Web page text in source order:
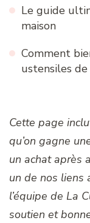
Le guide
maison
Comment
ustensiles de
Cette page
qu’on gagne
un achat après
un de nos liens
l’équipe de La
soutien et